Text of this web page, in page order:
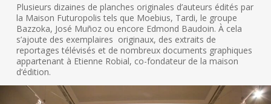
Plusieurs dizaines de planches originales d’auteurs édités par
la Maison Futuropolis tels que Moebius, Tardi, le groupe
Bazzoka, José Muñoz ou encore Edmond Baudoin. À cela
s’ajoute des exemplaires originaux, des extraits de
reportages télévisés et de nombreux documents graphiques
appartenant à Etienne Robial, co-fondateur de la maison
d’édition.